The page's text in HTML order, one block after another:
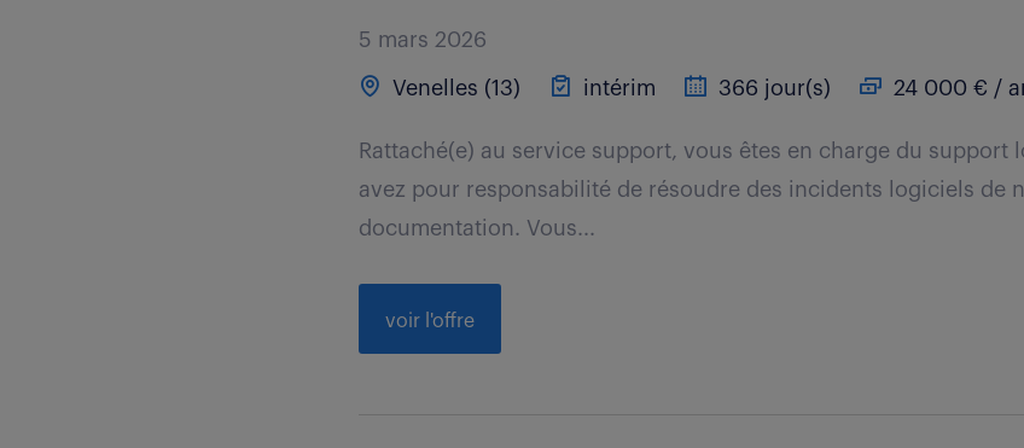
5 mars 2026
Venelles (13) intérim 366 jour(s) 24 000 € /
Rattaché(e) au service support, vous êtes en charge du support
avez pour responsabilité de résoudre des incidents logiciels de
documentation. Vous...
voir l'offre